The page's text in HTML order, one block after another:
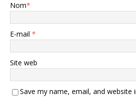
Nom*
E-mail *
Site web
Save my name, email, and